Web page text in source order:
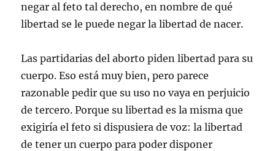
negar al feto tal derecho, en nombre de qué
libertad se le puede negar la libertad de nacer.
Las partidarias del aborto piden libertad para su
cuerpo. Eso está muy bien, pero parece
razonable pedir que su uso no vaya en perjuicio
de tercero. Porque su libertad es la misma que
exigiría el feto si dispusiera de voz: la libertad
de tener un cuerpo para poder disponer